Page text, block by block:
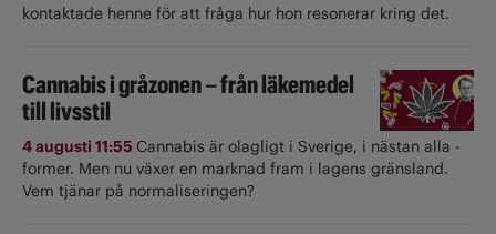
kontaktade henne för att fråga hur hon resonerar kring det.
Cannabis i gråzonen – från läkemedel
till livsstil
4 augusti 11:55 Cannabis är olagligt i ­Sverige, i nästan alla ­
former. Men nu växer en marknad fram i lagens gränsland.
Vem tjänar på normaliseringen?